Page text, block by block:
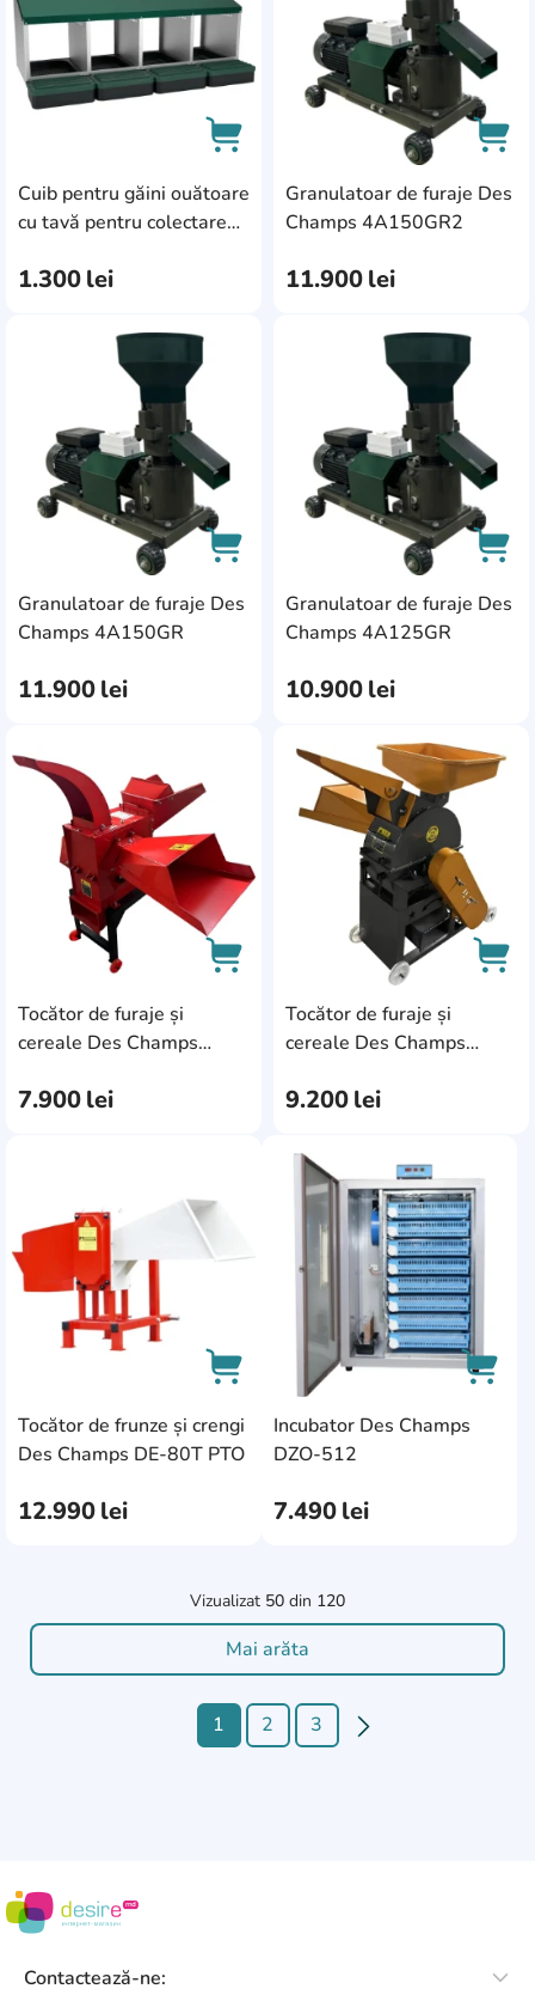
Cuib pentru găini ouătoare
cu tavă pentru colectarea
(8A4CG)
1.300lei
AddCardToCart
Granulatoar de furaje Des
Champs 4A150GR2
11.900lei
Granulatoar de furaje Des
Champs 4A150GR
11.900lei
AddCardToFavourite
AddCardToCart
Granulatoar de furaje Des
Champs 4A125GR
10.900lei
Tocător de furaje și
cereale Des Champs
7.900lei
AddCardToFavourite
AddCardToCart
Tocător de furaje și
cereale Des Champs
9.200lei
Tocător de frunze și crengi
Des Champs DE-80T PTO
12.990lei
AddCardToFavourite
AddCardToCart
Incubator Des Champs
DZO-512
7.490lei
Vizualizat 50 din 120
Mai arăta
1 2 3
Contactează-ne: